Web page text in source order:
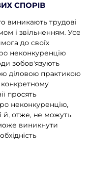
СПОРІВ
виникають трудові
і звільненням. Усе
до своїх
неконкуренцію
зобов'язують
діловою практикою
конкретному
просять
неконкуренцію,
й, отже, не можуть
виникнути